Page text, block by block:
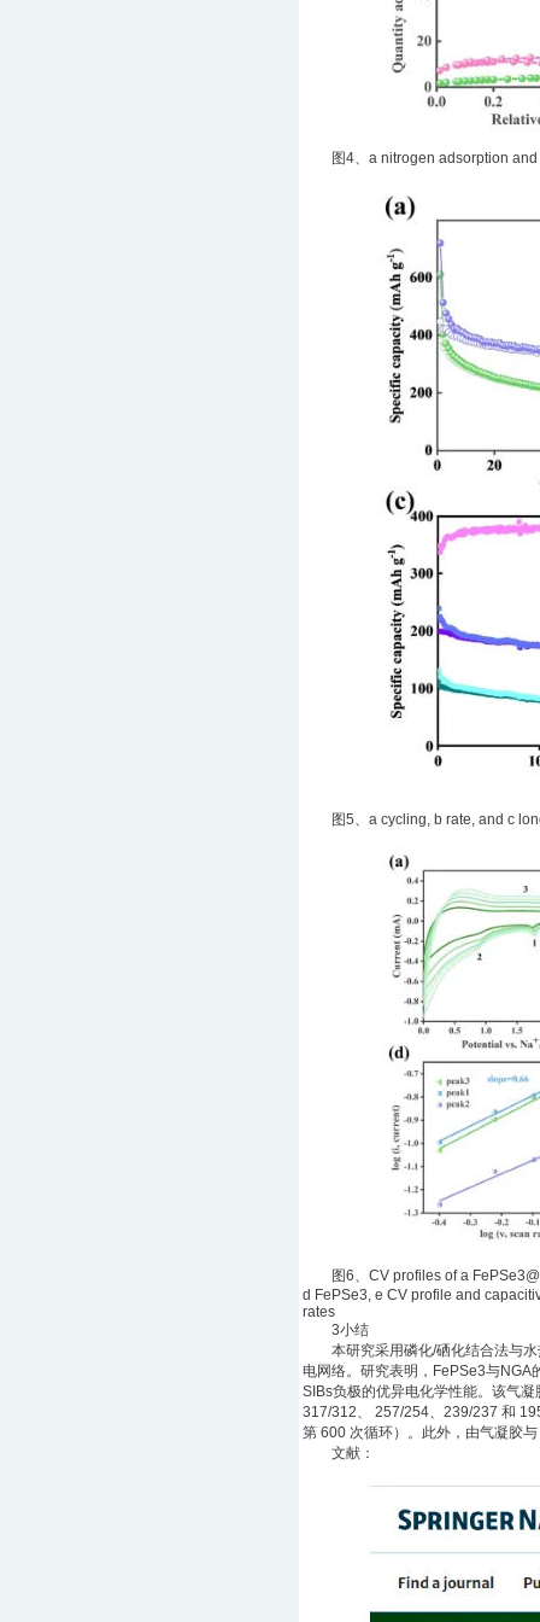
图4、a nitrogen adsorption and
图5、a cycling, b rate, and c
图6、CV profiles of a
d FePSe3, e CV profile and
rates
3小结
本研究采用磷化/硒化结合法与水
电网络。研究表明，FePSe3与
SIBs负极的优异电化学性能。该气
317/312、 257/254、239/237 和
第 600 次循环）。此外，由气凝胶
文献：